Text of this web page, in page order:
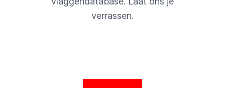
verrassen.